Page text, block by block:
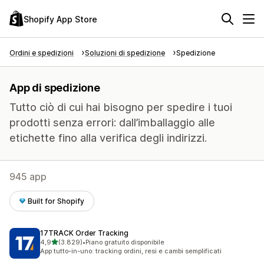
Shopify App Store
Ordini e spedizioni Soluzioni di spedizione Spedizione
App di spedizione
Tutto ciò di cui hai bisogno per spedire i tuoi
prodotti senza errori: dall’imballaggio alle
etichette fino alla verifica degli indirizzi.
945 app
Built for Shopify
17TRACK Order Tracking
4,9stelle su 5
(3.829)
3829 recensioni totali
•Piano gratuito disponibile
App tutto-in-uno: tracking ordini, resi e cambi semplificati